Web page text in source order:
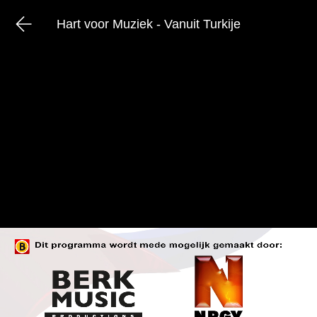
Hart voor Muziek - Vanuit Turkije